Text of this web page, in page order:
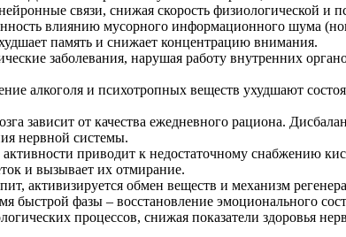
связи, снижая скорость физиологической и
влиянию мусорного информационного шума
память и снижает концентрацию внимания.
заболевания, нарушая работу внутренних
алкоголя и психотропных веществ ухудшают
зависит от качества ежедневного рациона.
нервной системы.
приводит к недостаточному снабжению
и вызывает их отмирание.
активизируется обмен веществ и механизм
быстрой фазы – восстановление эмоционального
процессов, снижая показатели здоровья